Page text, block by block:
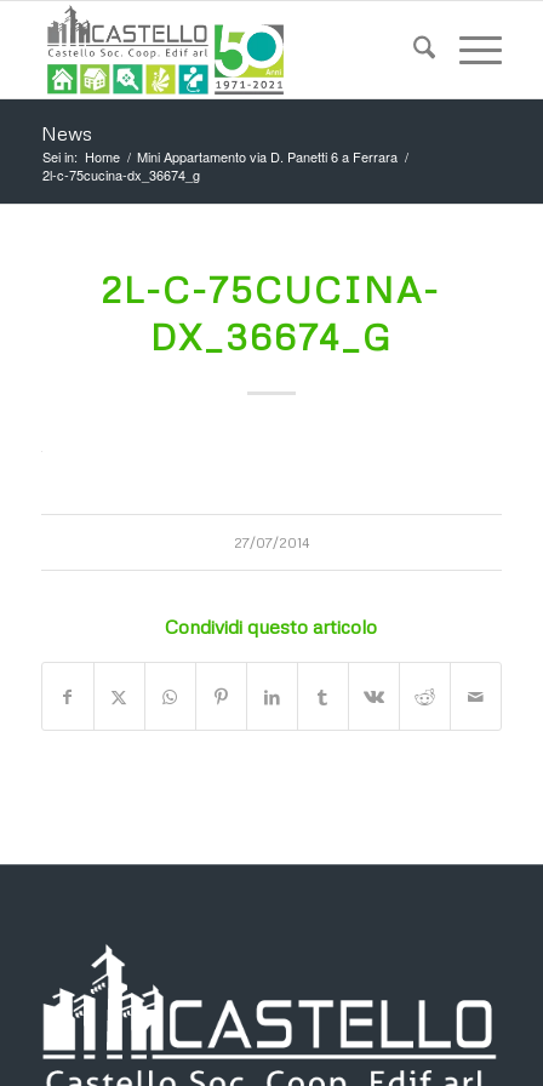
News
Sei in: Home / Mini Appartamento via D. Panetti 6 a Ferrara /
2l-c-75cucina-dx_36674_g
2L-C-75CUCINA-
DX_36674_G
27/07/2014
Condividi questo articolo